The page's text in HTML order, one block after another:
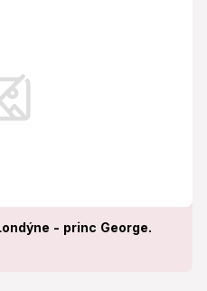
- princ George.